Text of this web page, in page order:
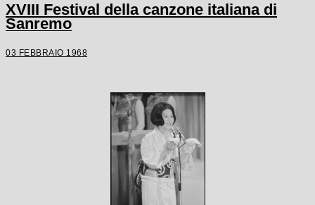
XVIII Festival della canzone italiana di
Sanremo
03 FEBBRAIO 1968